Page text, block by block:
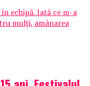
echipă. Iată ce m-a
mulți, amânarea